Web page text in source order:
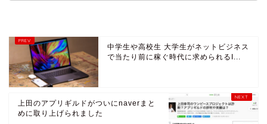
中学生や高校生 大学生がネットビジネス
で当たり前に稼ぐ時代に求められるI...
上田のアプリギルドがついにnaverまと
めに取り上げられました